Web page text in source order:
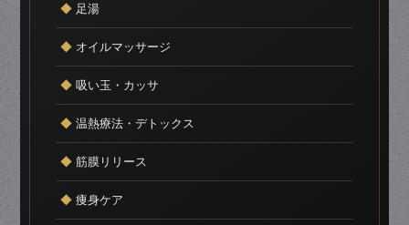
◆ 足湯
◆ オイルマッサージ
◆ 吸い玉・カッサ
◆ 温熱療法・デトックス
◆ 筋膜リリース
◆ 痩身ケア